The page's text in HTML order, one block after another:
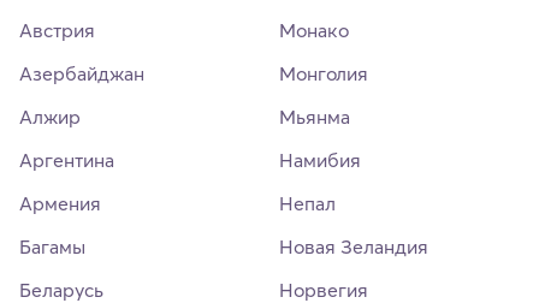
Австрия
Азербайджан
Алжир
Аргентина
Армения
Багамы
Беларусь
Монако
Монголия
Мьянма
Намибия
Непал
Новая Зеландия
Норвегия